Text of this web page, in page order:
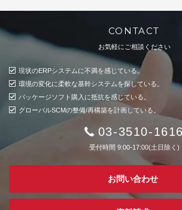
CONTACT
お気軽にご相談ください
現状のERPシステムに不満を感じている。
環境の変化に柔軟な基幹システムを探している。
パッケージソフト購入に抵抗を感じている。
グローバルSCMの整備/再構築を計画している。
03-3510-1616
受付時間 9:00-17:00(土日除く)
お問い合わせ